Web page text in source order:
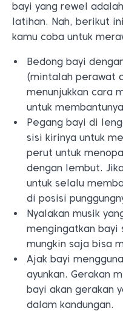
bayi yang rewel
latihan. Nah, berikut
kamu coba untuk
Bedong bayi
(mintalah perawat
menunjukkan cara
untuk
Pegang bayi di
sisi kirinya untuk
perut untuk
dengan lembut.
untuk selalu
di posisi
Nyalakan musik
mengingatkan
mungkin saja bisa
Ajak bayi
ayunkan. Gerakan
bayi akan gerakan
dalam kandungan.